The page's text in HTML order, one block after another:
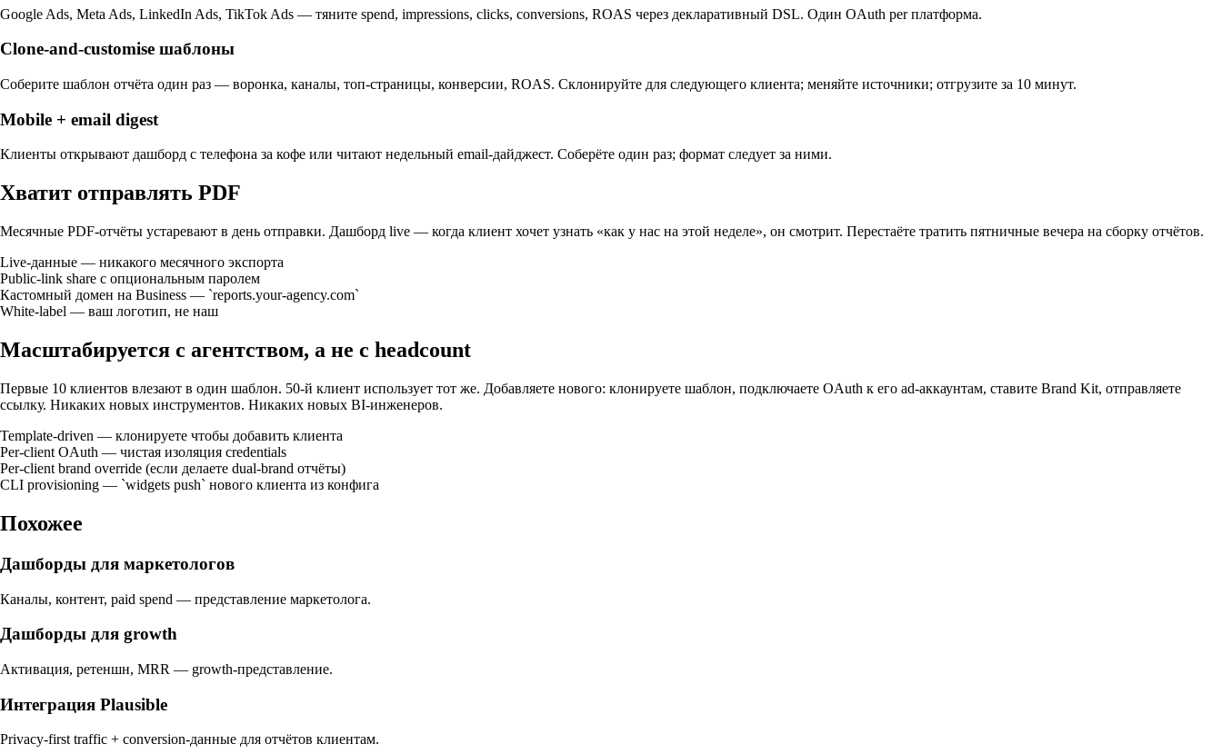
Google Ads, Meta Ads, LinkedIn Ads, TikTok Ads — тяните spend, impressions, clicks, conversions, ROAS через декларативный DSL. Один OAuth per платформа.
Clone-and-customise шаблоны
Соберите шаблон отчёта один раз — воронка, каналы, топ-страницы, конверсии, ROAS. Склонируйте для следующего клиента; меняйте источники; отгрузите за 10 минут.
Mobile + email digest
Клиенты открывают дашборд с телефона за кофе или читают недельный email-дайджест. Соберёте один раз; формат следует за ними.
Хватит отправлять PDF
Месячные PDF-отчёты устаревают в день отправки. Дашборд live — когда клиент хочет узнать «как у нас на этой неделе», он смотрит. Перестаёте тратить пятничные вечера на сборку отчётов.
Live-данные — никакого месячного экспорта
Public-link share с опциональным паролем
Кастомный домен на Business — `reports.your-agency.com`
White-label — ваш логотип, не наш
Масштабируется с агентством, а не с headcount
Первые 10 клиентов влезают в один шаблон. 50-й клиент использует тот же. Добавляете нового: клонируете шаблон, подключаете OAuth к его ad-аккаунтам, ставите Brand Kit, отправляете
ссылку. Никаких новых инструментов. Никаких новых BI-инженеров.
Template-driven — клонируете чтобы добавить клиента
Per-client OAuth — чистая изоляция credentials
Per-client brand override (если делаете dual-brand отчёты)
CLI provisioning — `widgets push` нового клиента из конфига
Похожее
Дашборды для маркетологов
Каналы, контент, paid spend — представление маркетолога.
Дашборды для growth
Активация, ретеншн, MRR — growth-представление.
Интеграция Plausible
Privacy-first traffic + conversion-данные для отчётов клиентам.